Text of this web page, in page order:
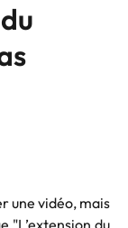
une vidéo, mais
"L’extension du